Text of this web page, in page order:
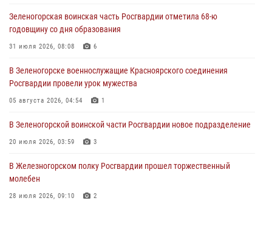
В Красноярске сотрудники Росгвардии задержали подозреваемого
в серии краж из супермаркета
04 августа 2026, 06:50
Военнослужащие Красноярского соединения Росгвардии
познакомили отдыхающих детей с тонкостями РХБ защиты
03 августа 2026, 13:12 2
Зеленогорская воинская часть Росгвардии отметила 68-ю
годовщину со дня образования
31 июля 2026, 08:08 6
В Зеленогорске военнослужащие Красноярского соединения
Росгвардии провели урок мужества
05 августа 2026, 04:54 1
В Зеленогорской воинской части Росгвардии новое подразделение
20 июля 2026, 03:59 3
В Железногорском полку Росгвардии прошел торжественный
молебен
28 июля 2026, 09:10 2